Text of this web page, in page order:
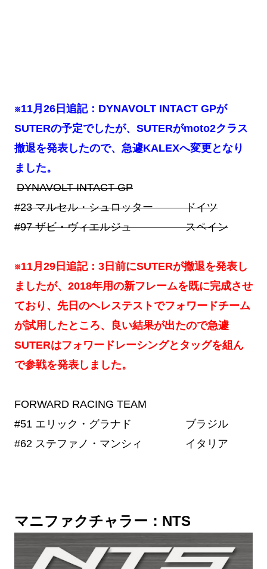
※11月26日追記： DYNAVOLT INTACT GPが
SUTERの予定でしたが、SUTERがmoto2クラス
撤退を発表したので、急遽KALEXへ変更となり
ました。
DYNAVOLT INTACT GP
#23 マルセル・シュロッター ドイツ
#97 ザビ・ヴィエルジュ スペイン
※11月29日追記：3日前にSUTERが撤退を発表し
ましたが、2018年用の新フレームを既に完成させ
ており、先日のヘレステストでフォワードチーム
が試用したところ、良い結果が出たので急遽
SUTERはフォワードレーシングとタッグを組ん
で参戦を発表しました。
FORWARD RACING TEAM
#51 エリック・グラナド ブラジル
#62 ステファノ・マンシィ イタリア
マニファクチャラー：NTS